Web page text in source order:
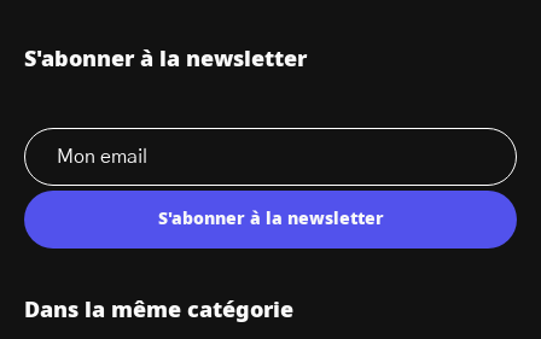
S'abonner à la newsletter
S'abonner à la newsletter
Dans la même catégorie